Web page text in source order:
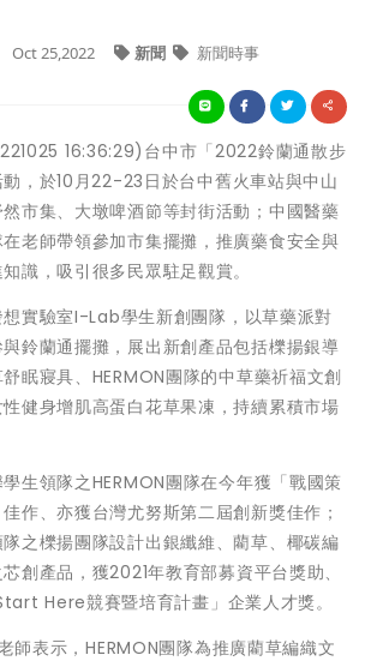
Oct 25,2022 新聞 新聞時事
16:36:29)台中市「2022鈴蘭通散步
，於10月22-23日於台中舊火車站與中山
市集、大墩啤酒節等封街活動；中國醫藥
老師帶領參加市集擺攤，推廣藥食安全與
識，吸引很多民眾駐足觀賞。
實驗室I-Lab學生新創團隊，以草藥派對
鈴蘭通擺攤，展出新創產品包括櫟揚銀導
眠寢具、HERMON團隊的中草藥祈福文創
健身增肌高蛋白花草果凍，持續累積市場
生領隊之HERMON團隊在今年獲「戰國策
作、亦獲台灣尤努斯第二屆創新獎佳作；
之櫟揚團隊設計出銀纖維、藺草、椰碳編
創產品，獲2021年教育部募資平台獎助、
Here競賽暨培育計畫」企業人才獎。
師表示，HERMON團隊為推廣藺草編織文